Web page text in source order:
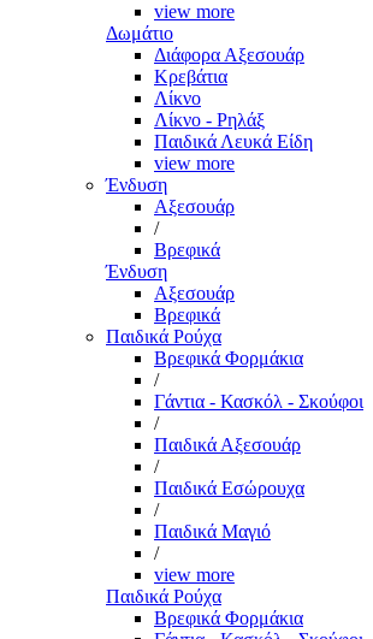
view more
Δωμάτιο
Διάφορα Αξεσουάρ
Κρεβάτια
Λίκνο
Λίκνο - Ρηλάξ
Παιδικά Λευκά Είδη
view more
Ένδυση
Αξεσουάρ
/
Βρεφικά
Ένδυση
Αξεσουάρ
Βρεφικά
Παιδικά Ρούχα
Βρεφικά Φορμάκια
/
Γάντια - Κασκόλ - Σκούφοι
/
Παιδικά Αξεσουάρ
/
Παιδικά Εσώρουχα
/
Παιδικά Μαγιό
/
view more
Παιδικά Ρούχα
Βρεφικά Φορμάκια